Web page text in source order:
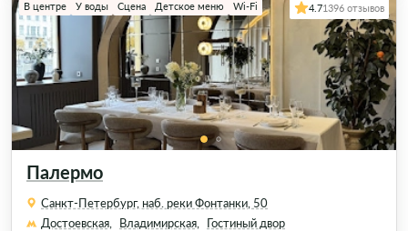
Палермо
В центре У воды Сцена Детское меню Wi-Fi 4.71396 отзывов
Санкт-Петербург, наб. реки Фонтанки, 50
Достоевская,
Владимирская,
Гостиный двор